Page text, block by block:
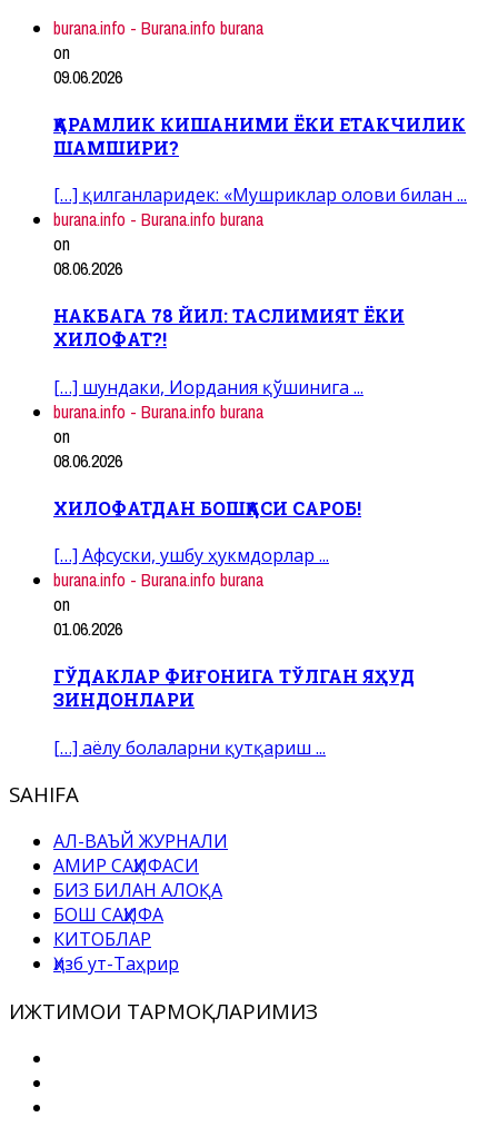
burana.info - Burana.info burana
on
09.06.2026
ҚАРАМЛИК КИШАНИМИ ЁКИ ЕТАКЧИЛИК
ШАМШИРИ?
[…] қилганларидек: «Мушриклар олови билан ...
burana.info - Burana.info burana
on
08.06.2026
НАКБАГА 78 ЙИЛ: ТАСЛИМИЯТ ЁКИ
ХИЛОФАТ?!
[…] шундаки, Иордания қўшинига ...
burana.info - Burana.info burana
on
08.06.2026
ХИЛОФАТДАН БОШҚАСИ САРОБ!
[…] Афсуски, ушбу ҳукмдорлар ...
burana.info - Burana.info burana
on
01.06.2026
ГЎДАКЛАР ФИҒОНИГА ТЎЛГАН ЯҲУД
ЗИНДОНЛАРИ
[…] аёлу болаларни қутқариш ...
SAHIFA
АЛ-ВАЪЙ ЖУРНАЛИ
АМИР САҲИФАСИ
БИЗ БИЛАН АЛОҚА
БОШ САҲИФА
КИТОБЛАР
Ҳизб ут-Таҳрир
ИЖТИМОИ ТАРМОҚЛАРИМИЗ